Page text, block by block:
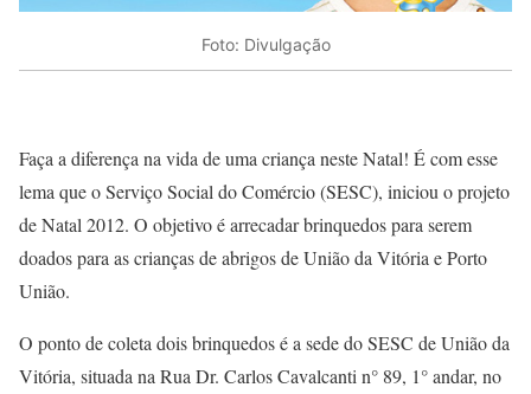
Foto: Divulgação
Faça a diferença na vida de uma criança neste Natal! É com esse
lema que o Serviço Social do Comércio (SESC), iniciou o projeto
de Natal 2012. O objetivo é arrecadar brinquedos para serem
doados para as crianças de abrigos de União da Vitória e Porto
União.
O ponto de coleta dois brinquedos é a sede do SESC de União da
Vitória, situada na Rua Dr. Carlos Cavalcanti n° 89, 1° andar, no